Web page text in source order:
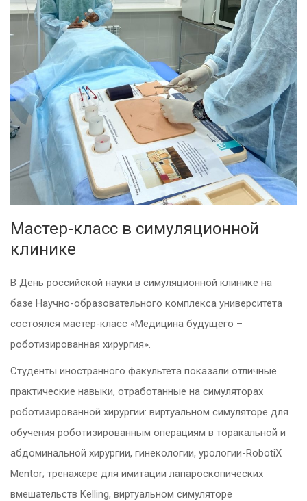
Мастер-класс в симуляционной
клинике
В День российской науки в симуляционной клинике на
базе Научно-образовательного комплекса университета
состоялся мастер-класс «Медицина будущего –
роботизированная хирургия».
Студенты иностранного факультета показали отличные
практические навыки, отработанные на симуляторах
роботизированной хирургии: виртуальном симуляторе для
обучения роботизированным операциям в торакальной и
абдоминальной хирургии, гинекологии, урологии-RobotiX
Mentor; тренажере для имитации лапароскопических
вмешательств Kelling, виртуальном симуляторе